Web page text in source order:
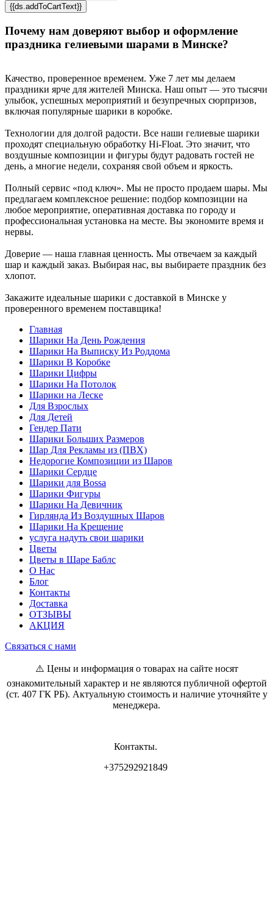
{{ds.addToCartText}}
Почему нам доверяют выбор и оформление
праздника гелиевыми шарами в Минске?
Качество, проверенное временем. Уже 7 лет мы делаем
праздники ярче для жителей Минска. Наш опыт — это тысячи
улыбок, успешных мероприятий и безупречных сюрпризов,
включая популярные шарики в коробке.
Технологии для долгой радости. Все наши гелиевые шарики
проходят специальную обработку Hi-Float. Это значит, что
воздушные композиции и фигуры будут радовать гостей не
день, а многие недели, сохраняя свой объем и яркость.
Полный сервис «под ключ». Мы не просто продаем шары. Мы
предлагаем комплексное решение: подбор композиции на
любое мероприятие, оперативная доставка по городу и
профессиональная установка на месте. Вы экономите время и
нервы.
Доверие — наша главная ценность. Мы отвечаем за каждый
шар и каждый заказ. Выбирая нас, вы выбираете праздник без
хлопот.
Закажите идеальные шарики с доставкой в Минске у
проверенного временем поставщика!
Главная
Шарики На День Рождения
Шарики На Выписку Из Роддома
Шарики В Коробке
Шарики Цифры
Шарики На Потолок
Шарики на Леске
Для Взрослых
Для Детей
Гендер Пати
Шарики Больших Размеров
Шар Для Рекламы из (ПВХ)
Недорогие Композиции из Шаров
Шарики Сердце
Шарики для Воssa
Шарики Фигуры
Шарики На Девичник
Гирлянда Из Воздушных Шаров
Шарики На Крещение
услуга надуть свои шарики
Цветы
Цветы в Шаре Баблс
О Нас
Блог
Контакты
Доставка
ОТЗЫВЫ
АКЦИЯ
Связаться с нами
⚠️ Цены и информация о товарах на сайте носят
ознакомительный характер и не являются публичной офертой
(ст. 407 ГК РБ). Актуальную стоимость и наличие уточняйте у
менеджера.
Контакты.
+375292921849